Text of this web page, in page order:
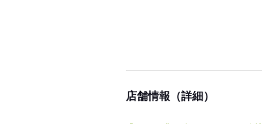
店舗情報（詳細）